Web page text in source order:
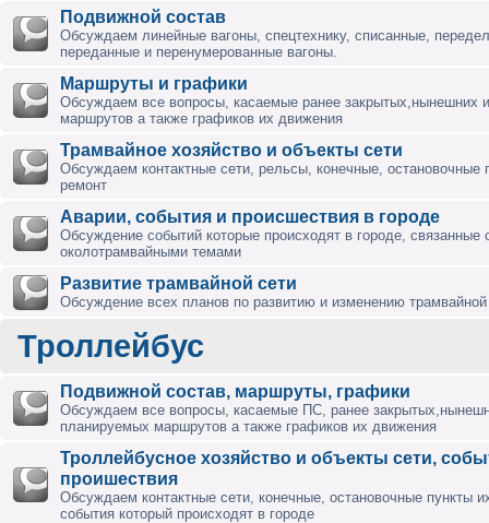
Подвижной состав
Обсуждаем линейные вагоны, спецтехнику, списанные,
переданные и перенумерованные вагоны.
Маршруты и графики
Обсуждаем все вопросы, касаемые ранее закрытых,нынешних
маршрутов а также графиков их движения
Трамвайное хозяйство и объекты сети
Обсуждаем контактные сети, рельсы, конечные, остановочные
ремонт
Аварии, события и происшествия в городе
Обсуждение событий которые происходят в городе, связанные
околотрамвайными темами
Развитие трамвайной сети
Обсуждение всех планов по развитию и изменению трамвайной
Троллейбус
Подвижной состав, маршруты, графики
Обсуждаем все вопросы, касаемые ПС, ранее
планируемых маршрутов а также графиков их движения
Троллейбусное хозяйство и объекты сети,
проишествия
Обсуждаем контактные сети, конечные, остановочные пункты
события который происходят в городе